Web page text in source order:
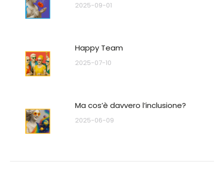
2025-09-01
Happy Team
2025-07-10
Ma cos’è davvero l’inclusione?
2025-06-09